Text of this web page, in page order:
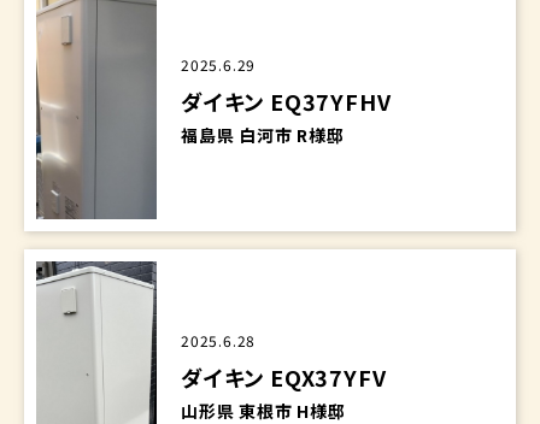
2025.6.29
ダイキン EQ37YFHV
福島県 白河市 R様邸
2025.6.28
ダイキン EQX37YFV
山形県 東根市 H様邸